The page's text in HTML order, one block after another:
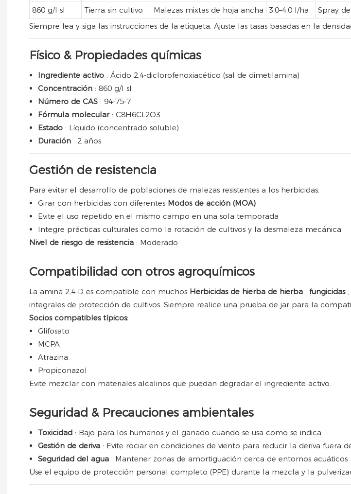
860 g/l sl
Tierra sin cultivo Malezas mixtas de hoja ancha 3.0–4.0 l/ha
Spray
Siempre lea y siga las instrucciones de la etiqueta. Ajuste las tasas basadas en la
Físico & Propiedades químicas
Ingrediente activo : Ácido 2,4-diclorofenoxiacético (sal de dimetilamina)
Concentración : 860 g/l sl
Número de CAS : 94-75-7
Fórmula molecular : C8H6CL2O3
Estado : Líquido (concentrado soluble)
Duración : 2 años
Gestión de resistencia
Para evitar el desarrollo de poblaciones de malezas resistentes a los herbicidas:
Girar con herbicidas con diferentes Modos de acción (MOA)
Evite el uso repetido en el mismo campo en una sola temporada
Integre prácticas culturales como la rotación de cultivos y la desmaleza mecánica
Nivel de riesgo de resistencia : Moderado
Compatibilidad con otros agroquímicos
La amina 2,4-D es compatible con muchos Herbicidas de hierba de hierba , fungicidas
integrales de protección de cultivos. Siempre realice una prueba de jar para la
Socios compatibles típicos:
Glifosato
MCPA
Atrazina
Propiconazol
Evite mezclar con materiales alcalinos que puedan degradar el ingrediente activo.
Seguridad & Precauciones ambientales
Toxicidad : Bajo para los humanos y el ganado cuando se usa como se indica
Gestión de deriva : Evite rociar en condiciones de viento para reducir la deriva fuera
Seguridad del agua : Mantener zonas de amortiguación cerca de entornos acuáticos
Use el equipo de protección personal completo (PPE) durante la mezcla y la